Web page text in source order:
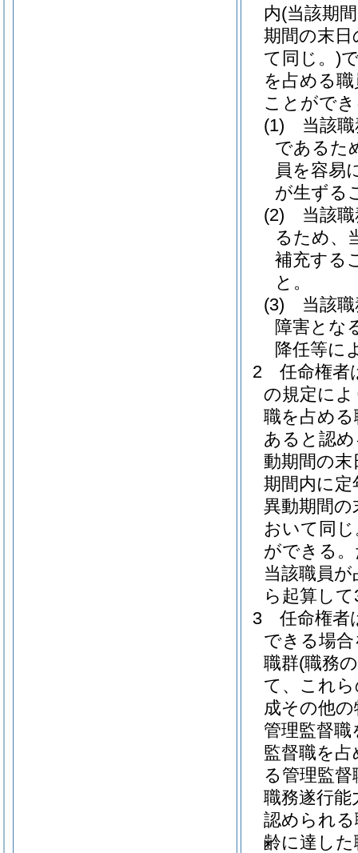
内(当該期
期間の末
て同じ。)
を占める
ことがで
(1)
当該
であるた
員を容易
が生ずる
(2)
当該
るため、
補充する
と。
(3)
当該
障害とな
降任等に
2
任命権者
の規定に
職を占め
あると認
動期間の
期間内に
異動期間
おいて同じ
ができる。
当該職員
ら起算し
3
任命権者
できる場
職群(職務
て、これ
成その他
管理監督
監督職を
る管理監
職務遂行
認められる
齢に達し